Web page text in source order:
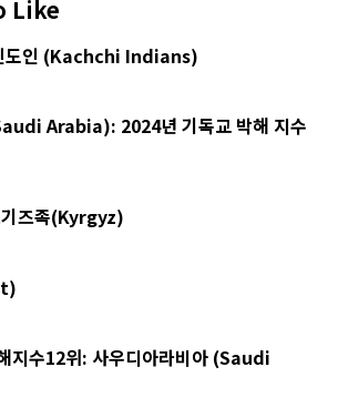
Like
도인 (Kachchi Indians)
Arabia): 2024년 기독교 박해 지수
기즈족(Kyrgyz)
지수12위: 사우디아라비아 (Saudi